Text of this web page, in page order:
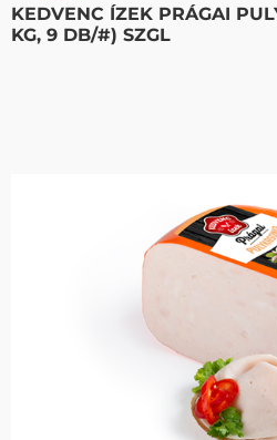
KEDVENC ÍZEK PRÁGAI
KG, 9 DB/#) SZGL